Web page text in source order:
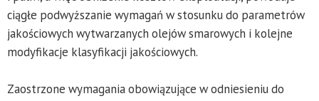
ciągłe podwyższanie wymagań w stosunku do parametrów
jakościowych wytwarzanych olejów smarowych i kolejne
modyfikacje klasyfikacji jakościowych.
Zaostrzone wymagania obowiązujące w odniesieniu do